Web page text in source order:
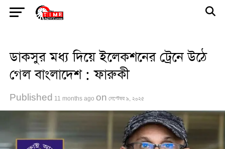
ডাকসুর মধ‍্য দিয়ে ইলেকশনের ট্রেনে উঠে
গেল বাংলাদেশ : ফারুকী
Published 11 months ago on সেপ্টেম্বর ৯, ২০২৫